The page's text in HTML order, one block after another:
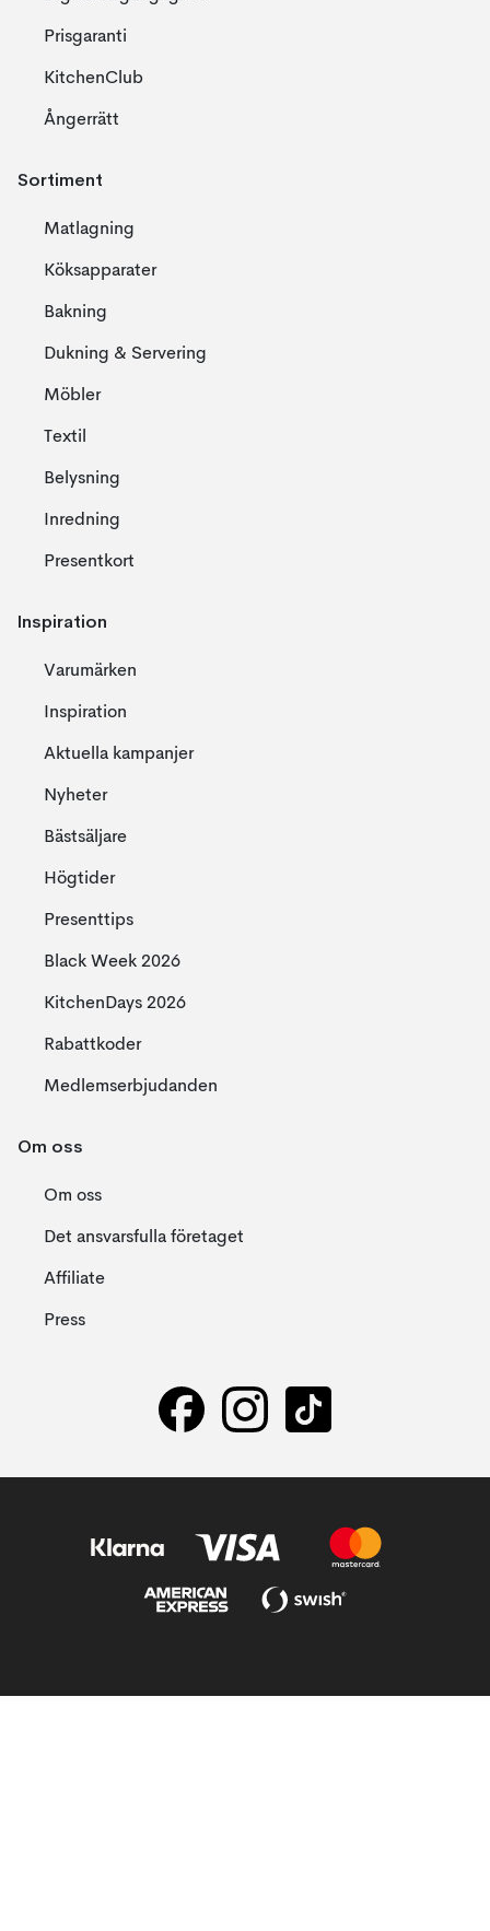
Prisgaranti
KitchenClub
Ångerrätt
Sortiment
Matlagning
Köksapparater
Bakning
Dukning & Servering
Möbler
Textil
Belysning
Inredning
Presentkort
Inspiration
Varumärken
Inspiration
Aktuella kampanjer
Nyheter
Bästsäljare
Högtider
Presenttips
Black Week 2026
KitchenDays 2026
Rabattkoder
Medlemserbjudanden
Om oss
Om oss
Det ansvarsfulla företaget
Affiliate
Press